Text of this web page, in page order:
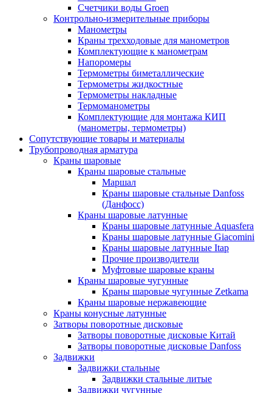
Счетчики воды Groen
Контрольно-измерительные приборы
Манометры
Краны трехходовые для манометров
Комплектующие к манометрам
Напоромеры
Термометры биметаллические
Термометры жидкостные
Термометры накладные
Термоманометры
Комплектующие для монтажа КИП
(манометры, термометры)
Сопутствующие товары и материалы
Трубопроводная арматура
Краны шаровые
Краны шаровые стальные
Маршал
Краны шаровые стальные Danfoss
(Данфосс)
Краны шаровые латунные
Краны шаровые латунные Aquasfera
Краны шаровые латунные Giacomini
Краны шаровые латунные Itap
Прочие производители
Муфтовые шаровые краны
Краны шаровые чугунные
Краны шаровые чугунные Zetkama
Краны шаровые нержавеющие
Краны конусные латунные
Затворы поворотные дисковые
Затворы поворотные дисковые Китай
Затворы поворотные дисковые Danfoss
Задвижки
Задвижки стальные
Задвижки стальные литые
Задвижки чугунные